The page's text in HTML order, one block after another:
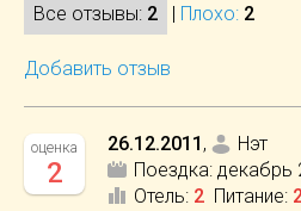
Все отзывы: 2 | Плохо: 2
Добавить отзыв
оценка
2
26.12.2011 ,
Нэт
Поездка: декабрь
Отель: 2 Питание: